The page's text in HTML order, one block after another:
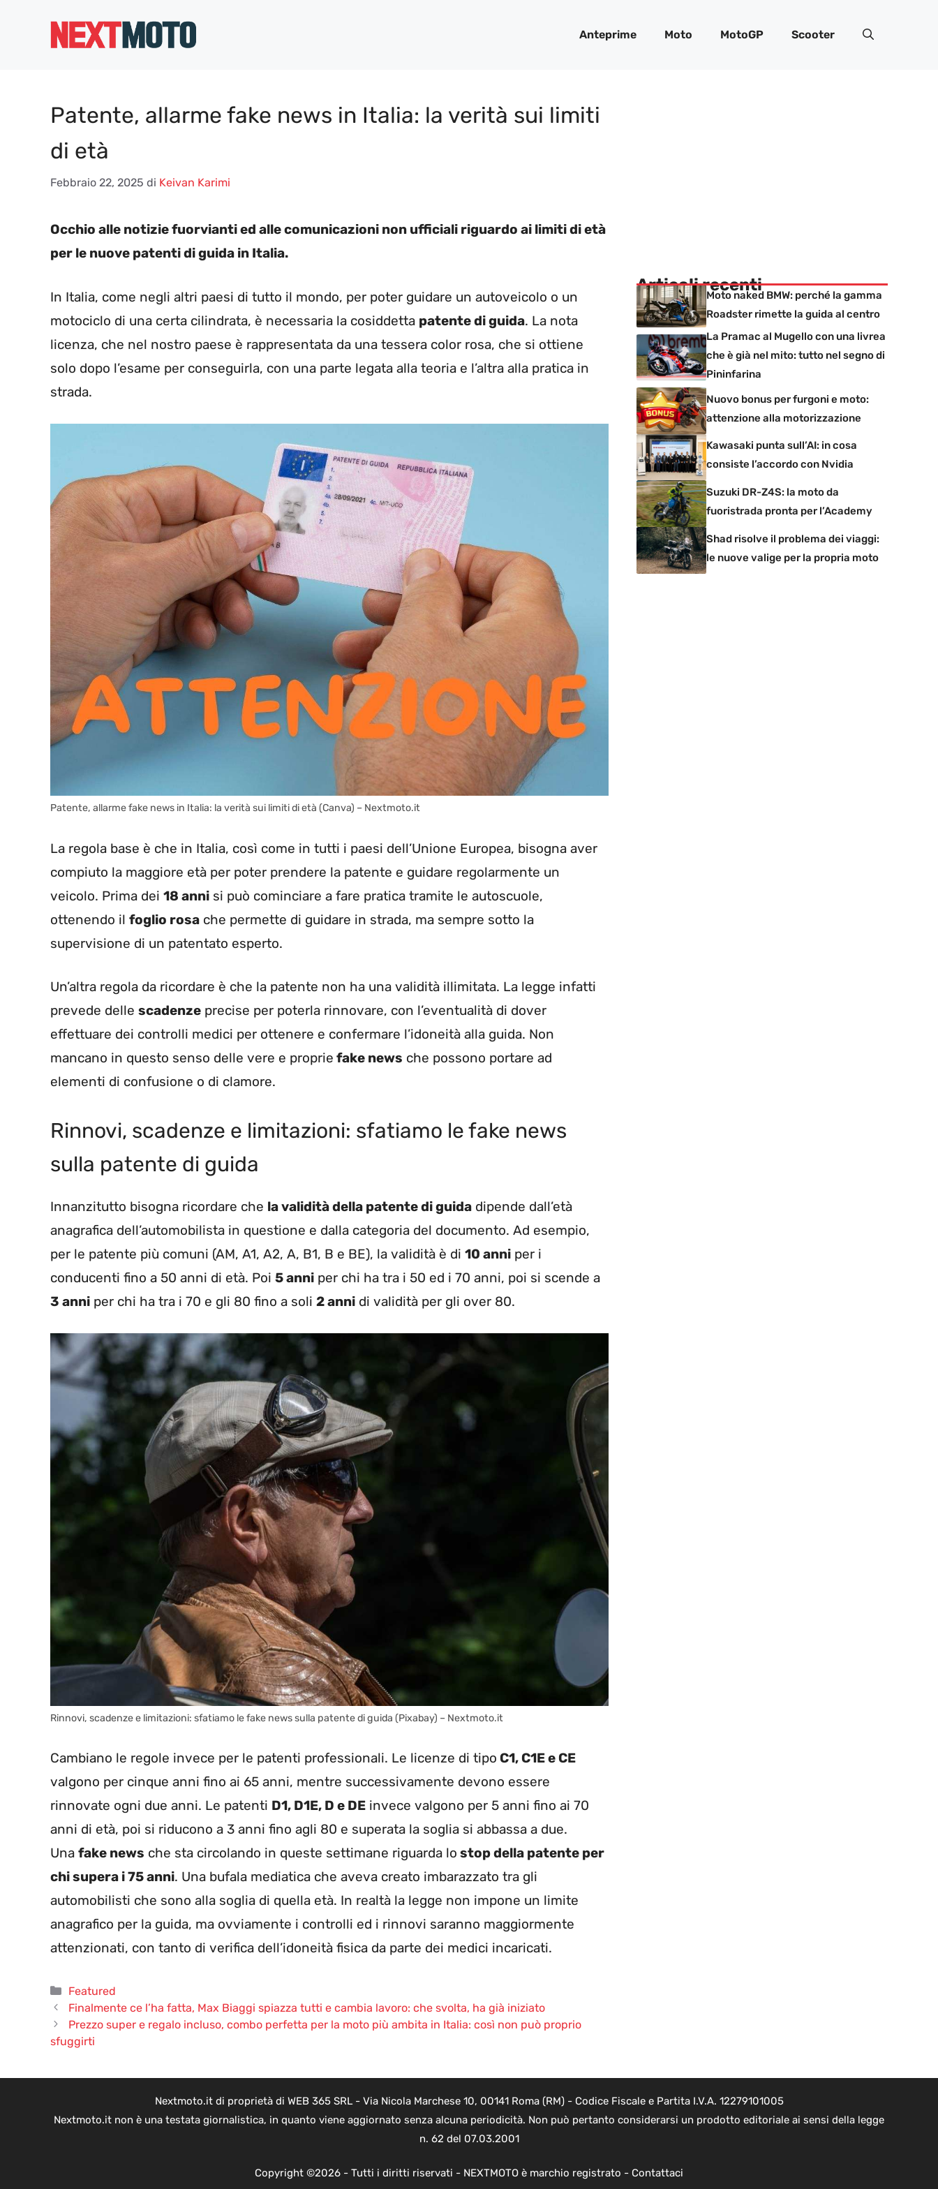
Anteprime Moto MotoGP Scooter
Patente, allarme fake news in Italia: la verità sui limiti
di età
Febbraio 22, 2025 di Keivan Karimi
Occhio alle notizie fuorvianti ed alle comunicazioni non ufficiali riguardo ai limiti di età
per le nuove patenti di guida in Italia.
In Italia, come negli altri paesi di tutto il mondo, per poter guidare un autoveicolo o un
motociclo di una certa cilindrata, è necessaria la cosiddetta patente di guida. La nota
licenza, che nel nostro paese è rappresentata da una tessera color rosa, che si ottiene
solo dopo l’esame per conseguirla, con una parte legata alla teoria e l’altra alla pratica in
strada.
Patente, allarme fake news in Italia: la verità sui limiti di età (Canva) – Nextmoto.it
La regola base è che in Italia, così come in tutti i paesi dell’Unione Europea, bisogna aver
compiuto la maggiore età per poter prendere la patente e guidare regolarmente un
veicolo. Prima dei 18 anni si può cominciare a fare pratica tramite le autoscuole,
ottenendo il foglio rosa che permette di guidare in strada, ma sempre sotto la
supervisione di un patentato esperto.
Un’altra regola da ricordare è che la patente non ha una validità illimitata. La legge infatti
prevede delle scadenze precise per poterla rinnovare, con l’eventualità di dover
effettuare dei controlli medici per ottenere e confermare l’idoneità alla guida. Non
mancano in questo senso delle vere e proprie fake news che possono portare ad
elementi di confusione o di clamore.
Rinnovi, scadenze e limitazioni: sfatiamo le fake news
sulla patente di guida
Innanzitutto bisogna ricordare che la validità della patente di guida dipende dall’età
anagrafica dell’automobilista in questione e dalla categoria del documento. Ad esempio,
per le patente più comuni (AM, A1, A2, A, B1, B e BE), la validità è di 10 anni per i
conducenti fino a 50 anni di età. Poi 5 anni per chi ha tra i 50 ed i 70 anni, poi si scende a
3 anni per chi ha tra i 70 e gli 80 fino a soli 2 anni di validità per gli over 80.
Rinnovi, scadenze e limitazioni: sfatiamo le fake news sulla patente di guida (Pixabay) – Nextmoto.it
Cambiano le regole invece per le patenti professionali. Le licenze di tipo C1, C1E e CE
valgono per cinque anni fino ai 65 anni, mentre successivamente devono essere
rinnovate ogni due anni. Le patenti D1, D1E, D e DE invece valgono per 5 anni fino ai 70
anni di età, poi si riducono a 3 anni fino agli 80 e superata la soglia si abbassa a due.
Una fake news che sta circolando in queste settimane riguarda lo stop della patente per
chi supera i 75 anni. Una bufala mediatica che aveva creato imbarazzato tra gli
automobilisti che sono alla soglia di quella età. In realtà la legge non impone un limite
anagrafico per la guida, ma ovviamente i controlli ed i rinnovi saranno maggiormente
attenzionati, con tanto di verifica dell’idoneità fisica da parte dei medici incaricati.
Categorie
Featured
Finalmente ce l’ha fatta, Max Biaggi spiazza tutti e cambia lavoro: che svolta, ha già iniziato
Prezzo super e regalo incluso, combo perfetta per la moto più ambita in Italia: così non può proprio
sfuggirti
Articoli recenti
Moto naked BMW: perché la gamma
Roadster rimette la guida al centro
La Pramac al Mugello con una livrea
che è già nel mito: tutto nel segno di
Pininfarina
Nuovo bonus per furgoni e moto:
attenzione alla motorizzazione
Kawasaki punta sull’AI: in cosa
consiste l’accordo con Nvidia
Suzuki DR-Z4S: la moto da
fuoristrada pronta per l’Academy
Shad risolve il problema dei viaggi:
le nuove valige per la propria moto
Nextmoto.it di proprietà di WEB 365 SRL - Via Nicola Marchese 10, 00141 Roma (RM) - Codice Fiscale e Partita I.V.A. 12279101005
Nextmoto.it non è una testata giornalistica, in quanto viene aggiornato senza alcuna periodicità. Non può pertanto considerarsi un prodotto editoriale ai sensi della legge
n. 62 del 07.03.2001
Copyright ©2026 - Tutti i diritti riservati - NEXTMOTO è marchio registrato - Contattaci